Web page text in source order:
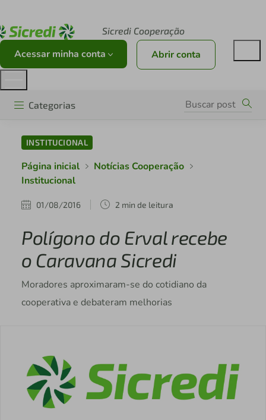
Sicredi Cooperação
Acessar minha conta Abrir conta
Categorias
INSTITUCIONAL
Página inicial
Notícias Cooperação
Institucional
01/08/2016 2 min de leitura
Polígono do Erval recebe
o Caravana Sicredi
Moradores aproximaram-se do cotidiano da
cooperativa e debateram melhorias